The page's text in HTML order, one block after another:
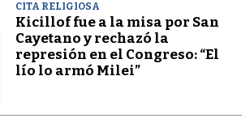
CITA RELIGIOSA
Kicillof fue a la misa por San
Cayetano y rechazó la
represión en el Congreso: “El
lío lo armó Milei”